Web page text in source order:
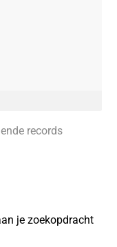
records
je zoekopdracht